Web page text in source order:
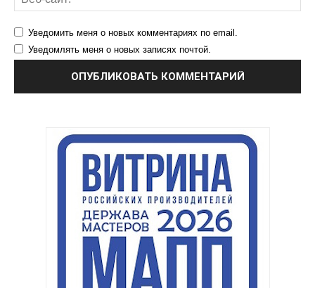
Уведомить меня о новых комментариях по email.
Уведомлять меня о новых записях почтой.